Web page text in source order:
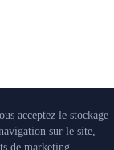
acceptez le stockage
sur le site,
de marketing.